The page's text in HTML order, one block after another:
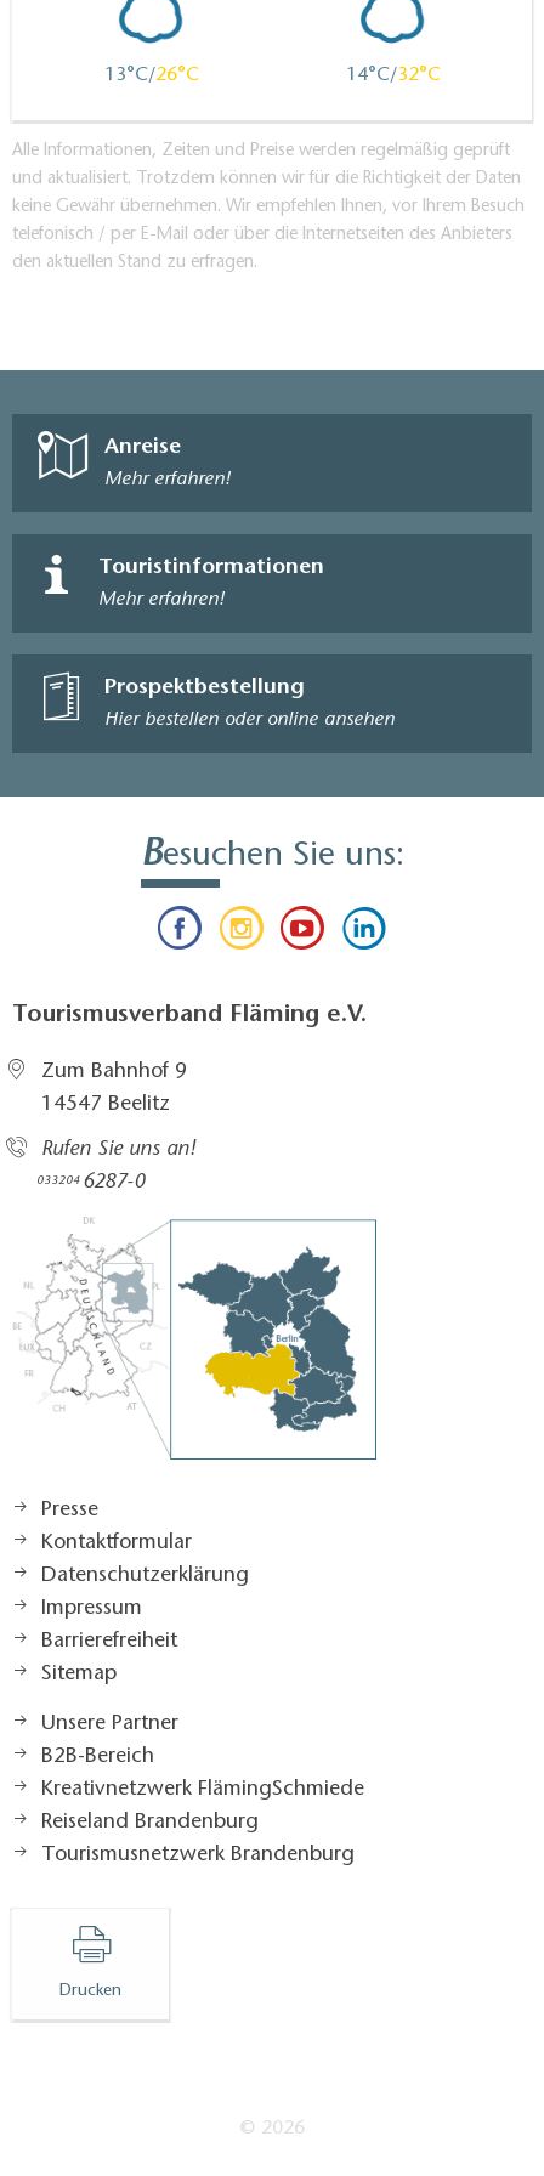
13 26 14 32
Alle Informationen, Zeiten und Preise werden regelmäßig geprüft
und aktualisiert. Trotzdem können wir für die Richtigkeit der Daten
keine Gewähr übernehmen. Wir empfehlen Ihnen, vor Ihrem Besuch
telefonisch / per E-Mail oder über die Internetseiten des Anbieters
den aktuellen Stand zu erfragen.
Anreise
Mehr erfahren!
Touristinformationen
Mehr erfahren!
Prospektbestellung
Hier bestellen oder online ansehen
Besuchen Sie uns:
Tourismusverband Fläming e.V.
Zum Bahnhof 9
14547 Beelitz
Rufen Sie uns an!
033204 6287-0
Presse
Kontaktformular
Datenschutzerklärung
Impressum
Barrierefreiheit
Sitemap
Unsere Partner
B2B-Bereich
Kreativnetzwerk FlämingSchmiede
Reiseland Brandenburg
Tourismusnetzwerk Brandenburg
Drucken
© 2026